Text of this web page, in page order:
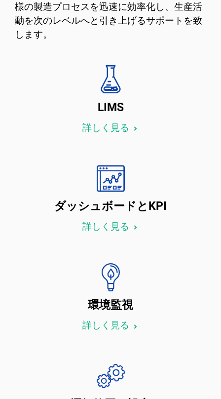
様の製造プロセスを迅速に効率化し、生産活
動を次のレベルへと引き上げるサポートを致
します。
LIMS
詳しく見る
ダッシュボードとKPI
詳しく見る
環境監視
詳しく見る